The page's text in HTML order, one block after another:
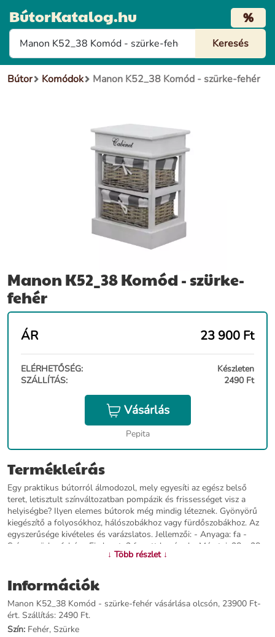
BútorKatalog.hu %
Bútor Komódok Manon K52_38 Komód - szürke-fehér
Manon K52_38 Komód - szürke-
fehér
ÁR 23 900 Ft
ELÉRHETŐSÉG:
Készleten
SZÁLLÍTÁS:
2490 Ft
Vásárlás
Pepita
Termékleírás
Egy praktikus bútorról álmodozol, mely egyesíti az egész belső
teret, letisztult színváltozatban pompázik és frissességet visz a
helyiségbe? Ilyen elemes bútorok még mindig léteznek. Gyönyörű
kiegészítő a folyosókhoz, hálószobákhoz vagy fürdőszobákhoz. Az
egyszerűsége kivételes és varázslatos. Jellemzői: - Anyaga: fa -
Színe: szürke, fehér - Fix keret, 2 fonott kosárral - Méretei: 38 x 28 x
További információ>>
↓ Több részlet ↓
Információk
Manon K52_38 Komód - szürke-fehér vásárlása olcsón, 23900 Ft-
ért. Szállítás: 2490 Ft.
Szín: Fehér, Szürke